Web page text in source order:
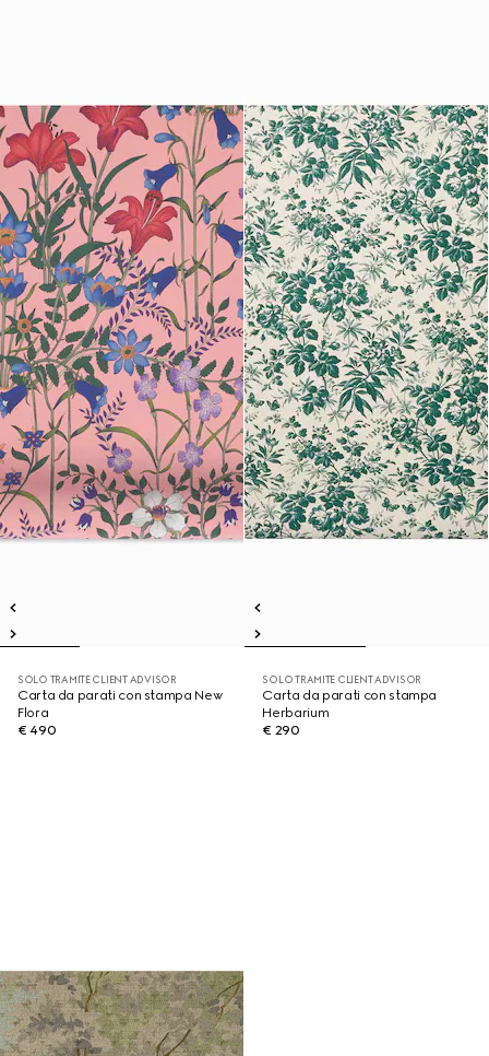
SOLO TRAMITE CLIENT ADVISOR
Carta da parati con stampa New
Flora
€ 490
SOLO TRAMITE CLIENT ADVISOR
Carta da parati con stampa
Herbarium
€ 290